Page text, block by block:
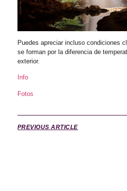
Puedes apreciar incluso condiciones
se forman por la diferencia de
exterior.
Info
Fotos
PREVIOUS ARTICLE